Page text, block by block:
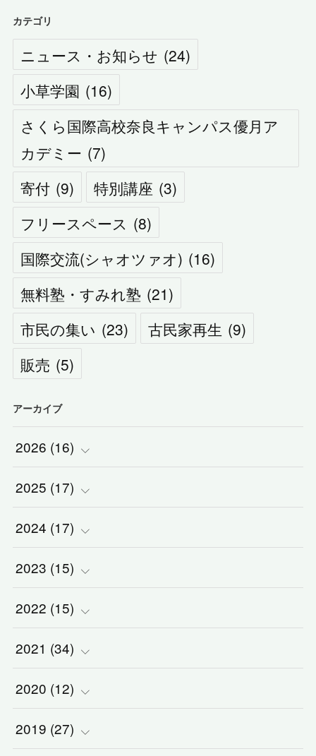
カテゴリ
ニュース・お知らせ (24)
小草学園 (16)
さくら国際高校奈良キャンパス優月ア
カデミー (7)
寄付 (9) 特別講座 (3)
フリースペース (8)
国際交流(シャオツァオ) (16)
無料塾・すみれ塾 (21)
市民の集い (23) 古民家再生 (9)
販売 (5)
アーカイブ
2026 (16)
(1)
(1)
(1)
(3)
(3)
(5)
(2)
2025 (17)
(2)
(1)
(1)
(2)
(3)
(5)
2024 (17)
(2)
(5)
(1)
(5)
(2)
2023 (15)
(3)
(1)
(1)
(2)
2022 (15)
(2)
(2)
(1)
2021 (34)
(2)
(1)
2020 (12)
(1)
2019 (27)